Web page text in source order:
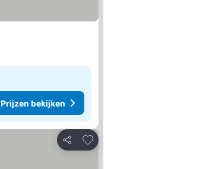
Prijzen bekijken
Delen
Toevoegen aan favorieten